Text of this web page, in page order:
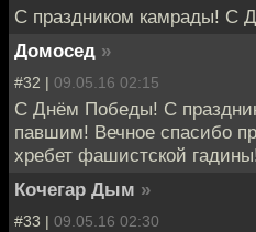
С праздником камрады! С
Домосед »
#32 | 09.05.16 02:15
С Днём Победы! С
павшим! Вечное спасибо
хребет фашистской гадины!
Кочегар Дым »
#33 | 09.05.16 02:30